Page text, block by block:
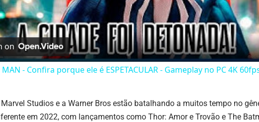
Video
on
MAN - Confira porque ele é ESPETACULAR - Gameplay no PC 4K
Studios e a Warner Bros estão batalhando a muitos tempo no
em 2022, com lançamentos como Thor: Amor e Trovão e The